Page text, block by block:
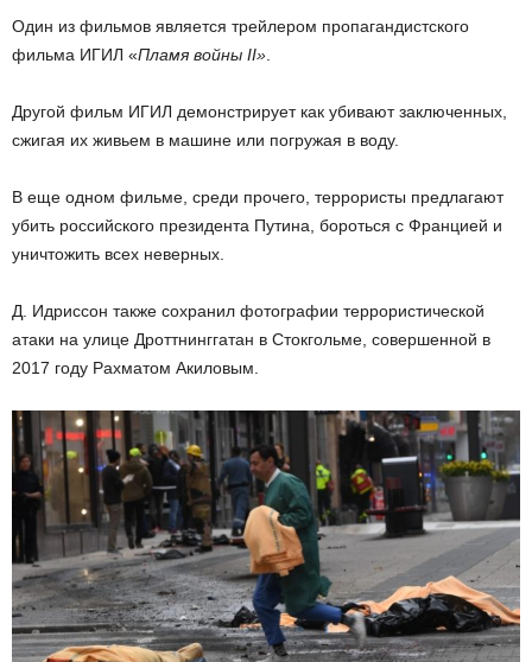
Один из фильмов является трейлером пропагандистского
фильма ИГИЛ «Пламя войны II»
Другой фильм ИГИЛ демонстрирует как убивают заключенных,
сжигая их живьем в машине или погружая в воду.
В еще одном фильме, среди прочего, террористы предлагают
убить российского президента Путина, бороться с Францией и
уничтожить всех неверных.
Д. Идриссон также сохранил фотографии террористической
атаки на улице Дроттнинггатан в Стокгольме, совершенной в
2017 году Рахматом Акиловым.